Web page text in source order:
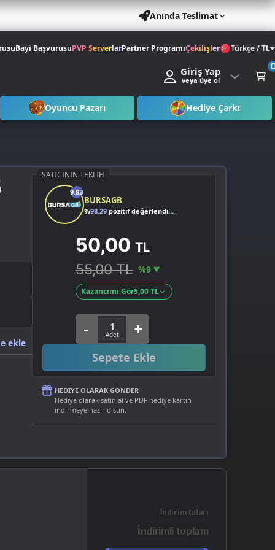
Anında Teslimat
Bayi BaşvurusuPVP ServerlarPartner ProgramıÇekilişler Türkçe / TL
Giriş Yap
veya üye ol
Oyuncu Pazarı Hediye Çarkı
ekle
SATICININ TEKLIFI
9.83
BURSAGB
%98.29pozitif değerlendirme
50,00 TL
55,00 TL %9
Kazancımı Gör5,00 TL
Sepete Ekle
HEDIYE OLARAK GÖNDER
Hediye olarak satın al ve PDF hediye kartın
indirmeye hazır olsun.
İndirim tutarı
İndirimli toplam